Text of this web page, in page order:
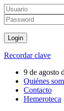
Recordar clave
9 de
Quiénes
Contacto
Hemeroteca